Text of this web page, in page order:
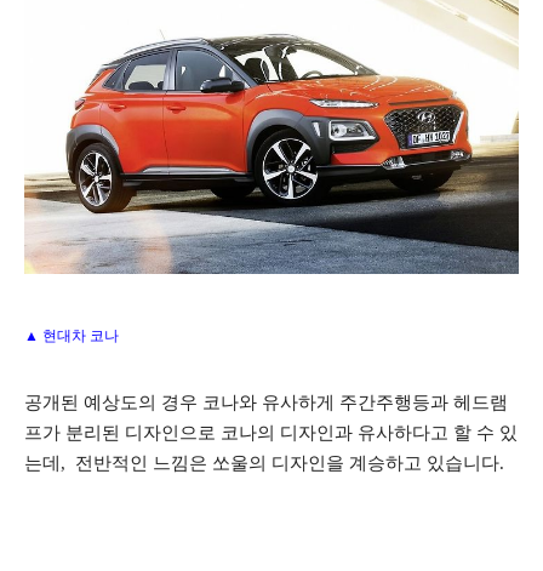
▲ 현대차 코나
공개된 예상도의 경우 코나와 유사하게 주간주행등과 헤드램
프가 분리된 디자인으로 코나의 디자인과 유사하다고 할 수 있
는데, 전반적인 느낌은 쏘울의 디자인을 계승하고 있습니다.